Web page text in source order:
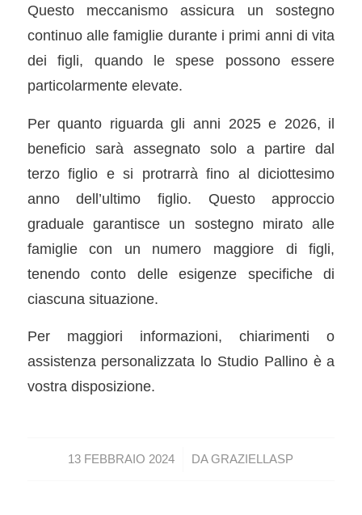
Questo meccanismo assicura un sostegno
continuo alle famiglie durante i primi anni di vita
dei figli, quando le spese possono essere
particolarmente elevate.
Per quanto riguarda gli anni 2025 e 2026, il
beneficio sarà assegnato solo a partire dal
terzo figlio e si protrarrà fino al diciottesimo
anno dell’ultimo figlio. Questo approccio
graduale garantisce un sostegno mirato alle
famiglie con un numero maggiore di figli,
tenendo conto delle esigenze specifiche di
ciascuna situazione.
Per maggiori informazioni, chiarimenti o
assistenza personalizzata lo Studio Pallino è a
vostra disposizione.
13 FEBBRAIO 2024
/ DAGRAZIELLASP